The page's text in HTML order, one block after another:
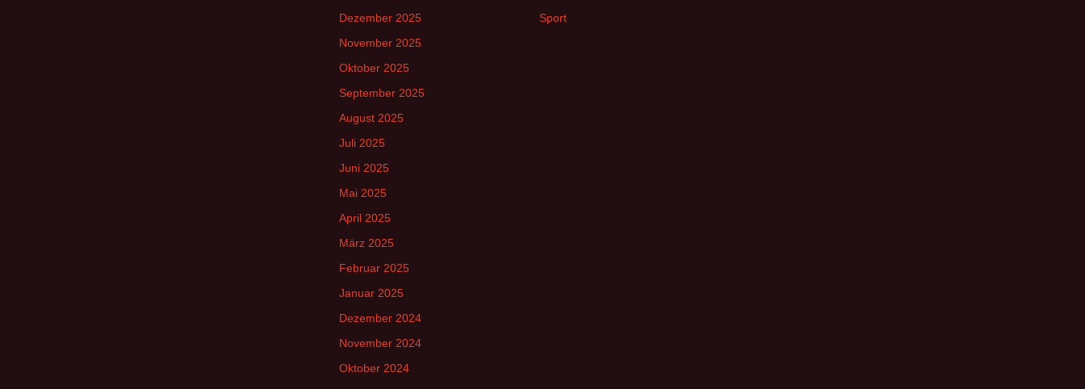
Dezember 2025
November 2025
Oktober 2025
September 2025
August 2025
Juli 2025
Juni 2025
Mai 2025
April 2025
März 2025
Februar 2025
Januar 2025
Dezember 2024
November 2024
Oktober 2024
Sport